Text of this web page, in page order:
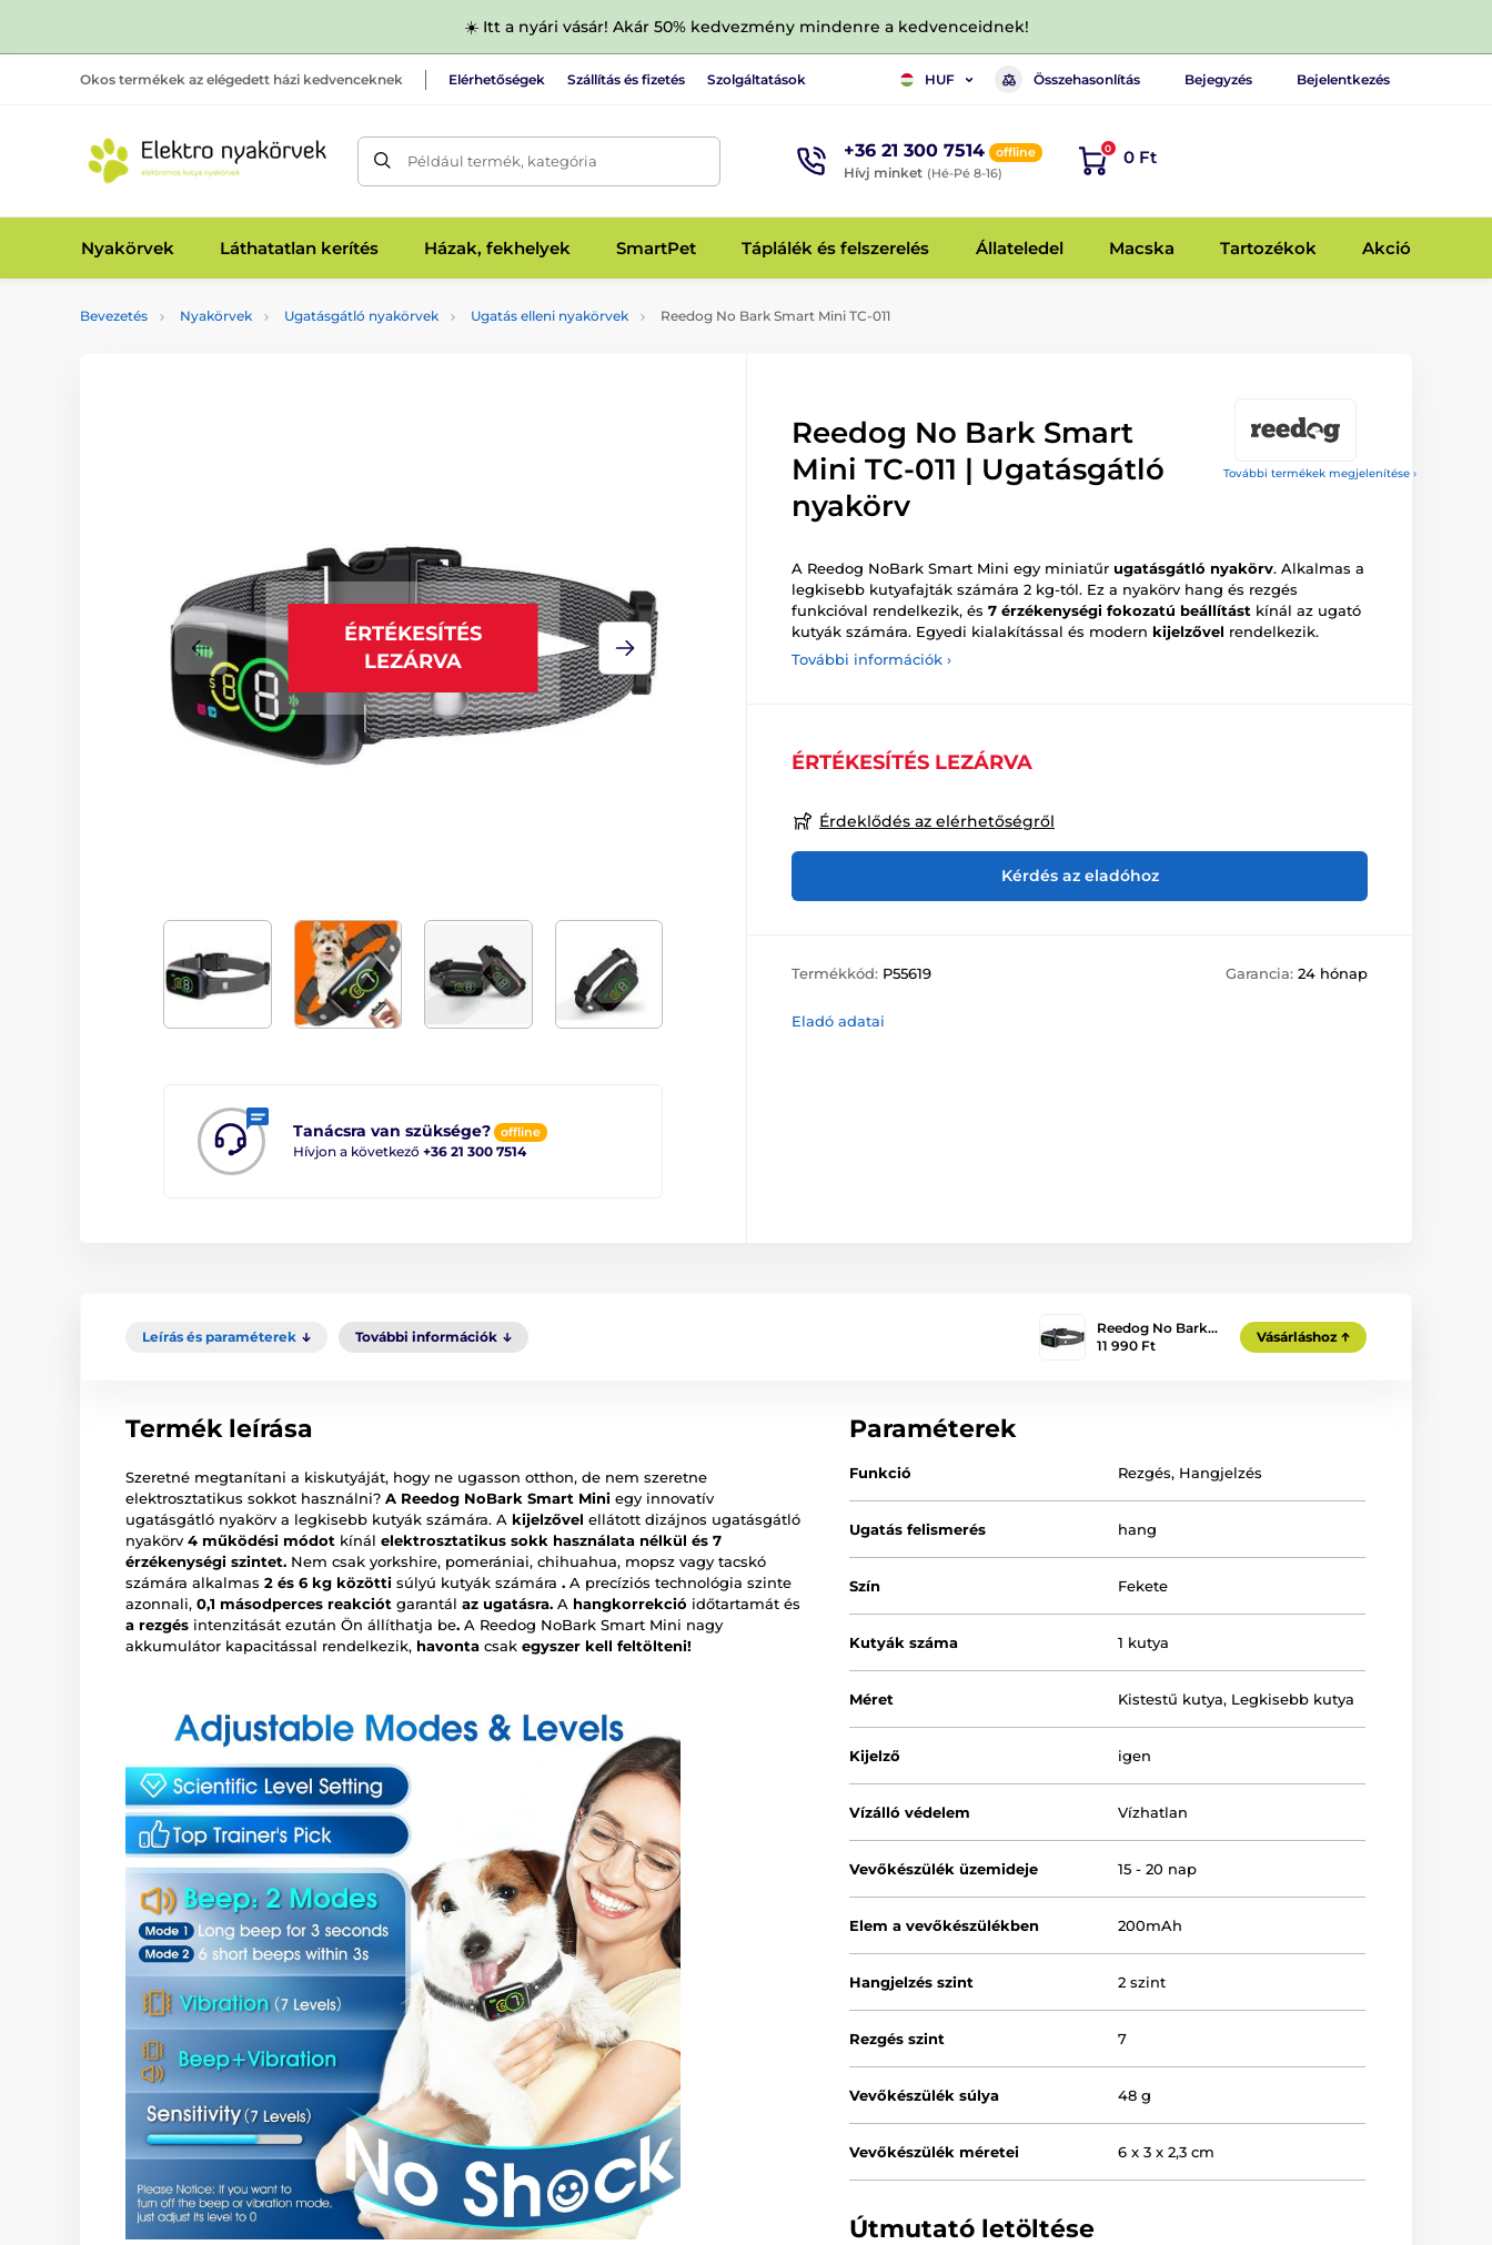
☀️ Itt a nyári vásár! Akár 50% kedvezmény mindenre a kedvenceidnek!
Okos termékek az elégedett házi kedvenceknek Elérhetőségek Szállítás és fizetés Szolgáltatások HUF Összehasonlítás Bejegyzés Bejelentkezés
Például termék, kategória +36 21 300 7514 offline
Hívj minket (Hé-Pé 8-16)
0 0 Ft
Nyakörvek Láthatatlan kerítés Házak, fekhelyek SmartPet Táplálék és felszerelés Állateledel Macska Tartozékok Akció
Bevezetés Nyakörvek Ugatásgátló nyakörvek Ugatás elleni nyakörvek Reedog No Bark Smart Mini TC-011
További termékek megjelenítése ›
ÉRTÉKESÍTÉS
LEZÁRVA
Tanácsra van szüksége? offline
Hívjon a következő +36 21 300 7514
Reedog No Bark Smart
Mini TC-011 | Ugatásgátló
nyakörv
A Reedog NoBark Smart Mini egy miniatűr ugatásgátló nyakörv. Alkalmas a
legkisebb kutyafajták számára 2 kg-tól. Ez a nyakörv hang és rezgés
funkcióval rendelkezik, és 7 érzékenységi fokozatú beállítást kínál az ugató
kutyák számára. Egyedi kialakítással és modern kijelzővel rendelkezik.
További információk ›
ÉRTÉKESÍTÉS LEZÁRVA
Érdeklődés az elérhetőségről
Kérdés az eladóhoz
Termékkód: P55619 Garancia: 24 hónap
Eladó adatai
Leírás és paraméterek További információk
Reedog No Bark…
11 990 Ft
Vásárláshoz
Termék leírása
Szeretné megtanítani a kiskutyáját, hogy ne ugasson otthon, de nem szeretne
elektrosztatikus sokkot használni? A Reedog NoBark Smart Mini egy innovatív
ugatásgátló nyakörv a legkisebb kutyák számára. A kijelzővel ellátott dizájnos ugatásgátló
nyakörv 4 működési módot kínál elektrosztatikus sokk használata nélkül és 7
érzékenységi szintet. Nem csak yorkshire, pomerániai, chihuahua, mopsz vagy tacskó
számára alkalmas 2 és 6 kg közötti súlyú kutyák számára . A precíziós technológia szinte
azonnali, 0,1 másodperces reakciót garantál az ugatásra. A hangkorrekció időtartamát és
a rezgés intenzitását ezután Ön állíthatja be. A Reedog NoBark Smart Mini nagy
akkumulátor kapacitással rendelkezik, havonta csak egyszer kell feltölteni!
Paraméterek
Funkció Rezgés, Hangjelzés
Ugatás felismerés hang
Szín Fekete
Kutyák száma 1 kutya
Méret Kistestű kutya, Legkisebb kutya
Kijelző igen
Vízálló védelem Vízhatlan
Vevőkészülék üzemideje 15 - 20 nap
Elem a vevőkészülékben 200mAh
Hangjelzés szint 2 szint
Rezgés szint 7
Vevőkészülék súlya 48 g
Vevőkészülék méretei 6 x 3 x 2,3 cm
Útmutató letöltése